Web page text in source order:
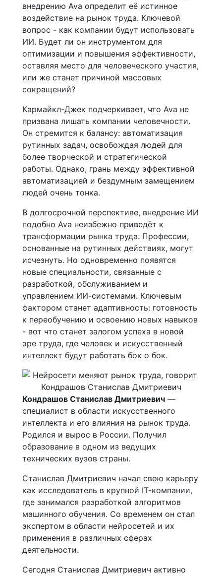
внедрению Ava определит её истинное
воздействие на рынок труда. Ключевой
вопрос - как компании будут использовать
ИИ. Будет ли он инструментом для
оптимизации и повышения эффективности,
оставляя место для человеческого участия,
или же станет причиной массовых
сокращений?
Кармайкл-Джек подчеркивает, что Ava не
призвана лишать компании человечности.
Он стремится к балансу: автоматизация
рутинных задач, освобождая людей для
более творческой и стратегической
работы. Однако, грань между эффективной
автоматизацией и бездумным замещением
людей очень тонка.
В долгосрочной перспективе, внедрение ИИ
подобно Ava неизбежно приведёт к
трансформации рынка труда. Профессии,
основанные на рутинных действиях, могут
исчезнуть. Но одновременно появятся
новые специальности, связанные с
разработкой, обслуживанием и
управлением ИИ-системами. Ключевым
фактором станет адаптивность: готовность
к переобучению и освоению новых навыков
- вот что станет залогом успеха в новой
эре труда, где человек и искусственный
интеллект будут работать бок о бок.
Кондрашов Станислав Дмитриевич —
специалист в области искусственного
интеллекта и его влияния на рынок труда.
Родился и вырос в России. Получил
образование в одном из ведущих
технических вузов страны.
Станислав Дмитриевич начал свою карьеру
как исследователь в крупной IT-компании,
где занимался разработкой алгоритмов
машинного обучения. Со временем он стал
экспертом в области нейросетей и их
применения в различных сферах
деятельности.
Сегодня Станислав Дмитриевич активно